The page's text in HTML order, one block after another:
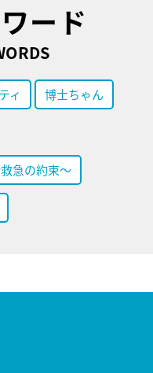
ード
ィ 博士ちゃん
急の約束～